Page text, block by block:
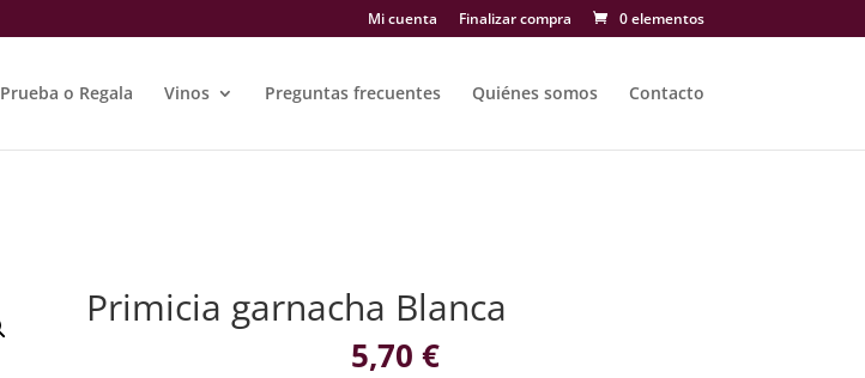
Mi cuenta Finalizar compra 0 elementos
Prueba o Regala Vinos Preguntas frecuentes Quiénes somos Contacto
Primicia garnacha Blanca
5,70 €